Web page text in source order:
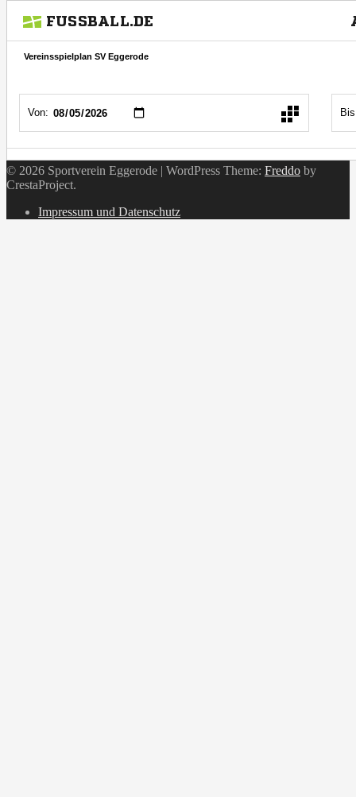
© 2026 Sportverein Eggerode | WordPress Theme: Freddo by
CrestaProject.
Impressum und Datenschutz